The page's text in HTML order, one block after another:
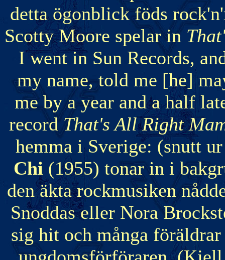
detta ögonblick föds
Scotty Moore spelar in
I went in Sun Records,
my name, told me [he]
me by a year and a half
record That's All Right
hemma i Sverige: (snutt
Chi (1955) tonar in i
den äkta rockmusiken
Snoddas eller Nora
sig hit och många